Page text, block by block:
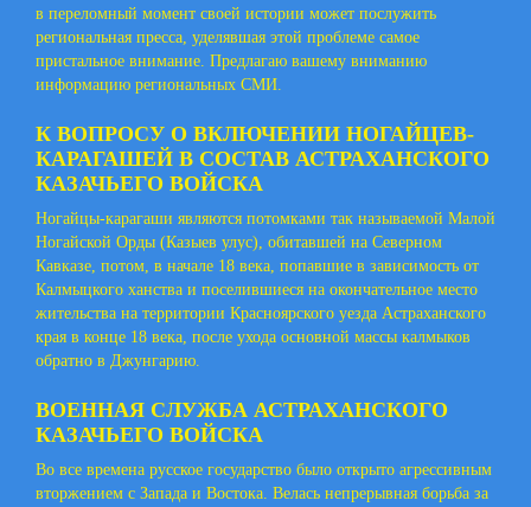
в переломный момент своей истории может послужить
региональная пресса, уделявшая этой проблеме самое
пристальное внимание. Предлагаю вашему вниманию
информацию региональных СМИ.
К ВОПРОСУ О ВКЛЮЧЕНИИ НОГАЙЦЕВ-
КАРАГАШЕЙ В СОСТАВ АСТРАХАНСКОГО
КАЗАЧЬЕГО ВОЙСКА
Ногайцы-карагаши являются потомками так называемой Малой
Ногайской Орды (Казыев улус), обитавшей на Северном
Кавказе, потом, в начале 18 века, попавшие в зависимость от
Калмыцкого ханства и поселившиеся на окончательное место
жительства на территории Красноярского уезда Астраханского
края в конце 18 века, после ухода основной массы калмыков
обратно в Джунгарию.
ВОЕННАЯ СЛУЖБА АСТРАХАНСКОГО
КАЗАЧЬЕГО ВОЙСКА
Во все времена русское государство было открыто агрессивным
вторжением с Запада и Востока. Велась непрерывная борьба за